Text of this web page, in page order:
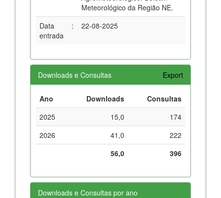
Meteorológico da Região NE.
Data
entrada
: 22-08-2025
Downloads e Consultas Export
Ano Downloads
Consultas
2025
15,0
174
2026
41,0
222
56,0
396
Downloads e Consultas por ano